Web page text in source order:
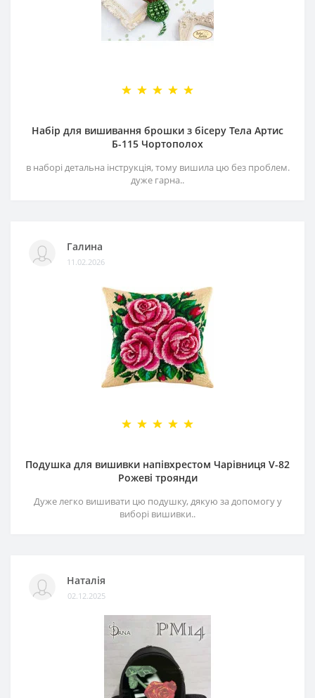
Набір для вишивання брошки з бісеру Тела Артис
Б-115 Чортополох
в наборі детальна інструкція, тому вишила цю без проблем.
дуже гарна..
Галина
11.02.2026
Подушка для вишивки напівхрестом Чарівниця V-82
Рожеві троянди
Дуже легко вишивати цю подушку, дякую за допомогу у
виборі вишивки..
Наталія
02.12.2025